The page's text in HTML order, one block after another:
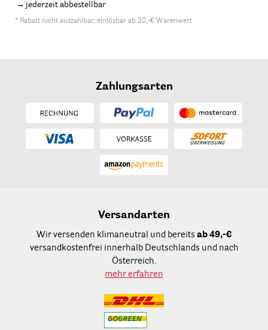
jederzeit abbestellbar
* Rabatt nicht auszahlbar, einlösbar ab 20,-€ Warenwert
Zahlungsarten
Versandarten
Wir versenden klimaneutral und bereits ab 49,-€
versandkostenfrei innerhalb Deutschlands und nach
Österreich.
mehr erfahren